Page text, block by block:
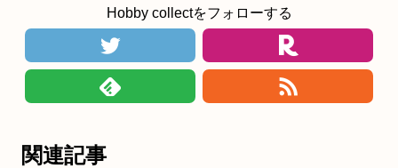
Hobby collectをフォローする
関連記事